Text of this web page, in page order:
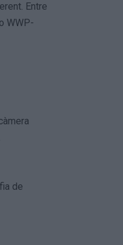
Entre
WWP-
de